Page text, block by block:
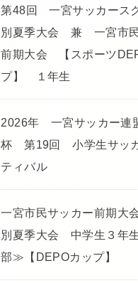
第48回 一宮サッカース
別夏季大会 兼 一宮市
前期大会 【スポーツ
プ】 １年生
2026年 一宮サッカー
杯 第19回 小学生サッ
ティバル
一宮市民サッカー前期
別夏季大会 中学生３年
部≫【DEPOカップ】